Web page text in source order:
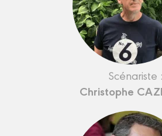
Scénariste :
Christophe